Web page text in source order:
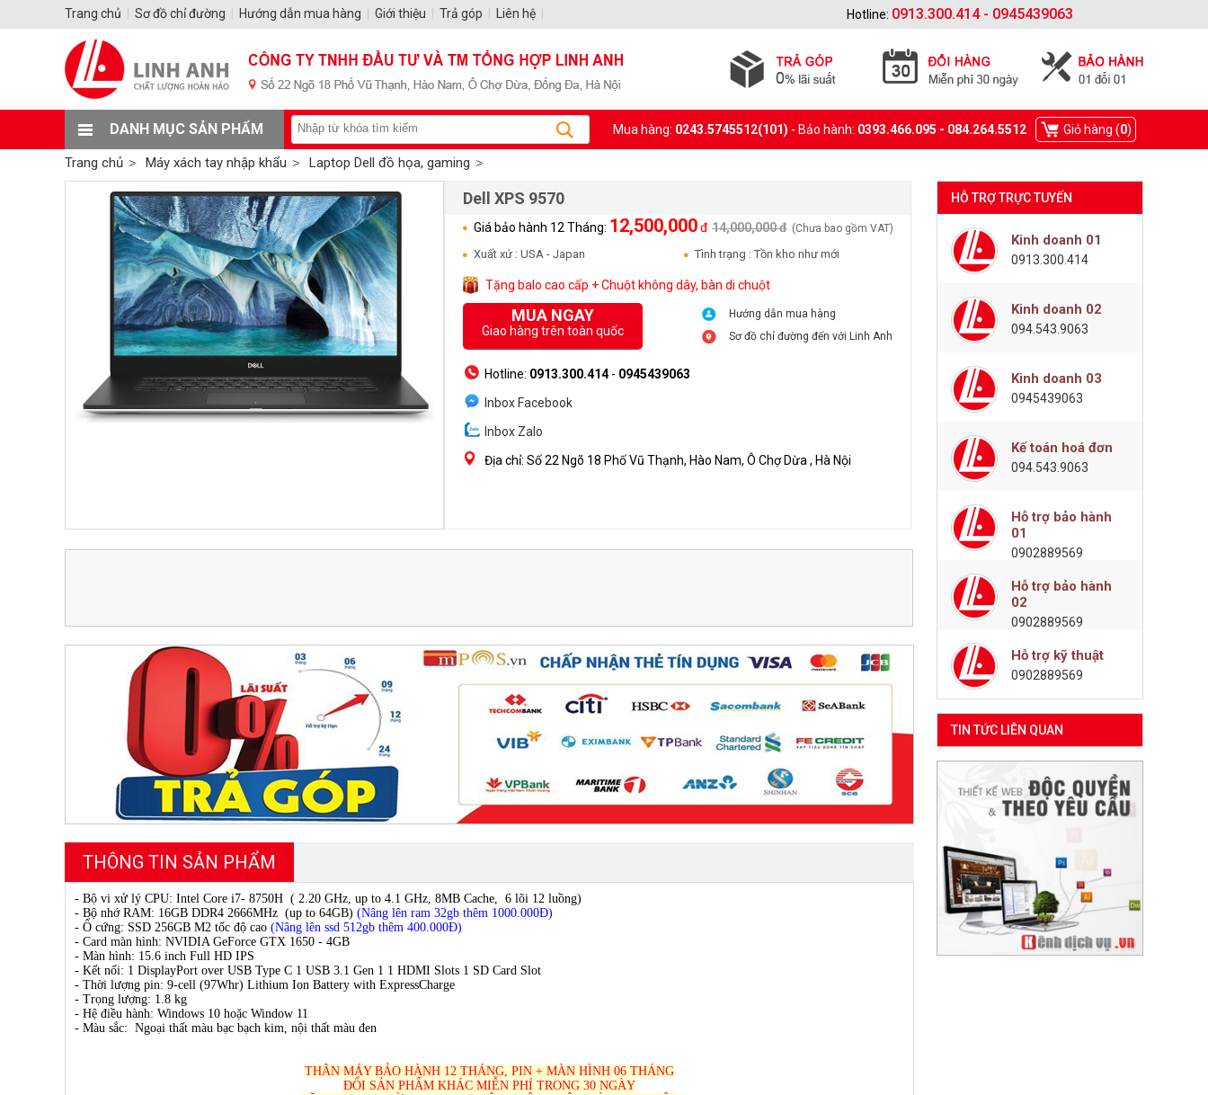
DANH MỤC SẢN PHẨM Mua hàng: 0243.5745512(101) - Bảo hành: 0393.466.095 - 084.264.5512 Giỏ hàng (0)
Trang chủ Máy xách tay nhập khẩu Laptop Dell đồ họa, gaming
Dell XPS 9570
Giá bảo hành 12 Tháng: 12,500,000đ 14,000,000 đ (Chưa bao gồm VAT)
Xuất xứ : USA - Japan Tình trạng : Tồn kho như mới
Tặng balo cao cấp + Chuột không dây, bàn di chuột
Hướng dẫn mua hàng
Sơ đồ chỉ đường đến với Linh Anh
MUA NGAY
Giao hàng trên toàn quốc
Hotline: 0913.300.414- 0945439063
Inbox Facebook
Inbox Zalo
Địa chỉ: Số 22 Ngõ 18 Phố Vũ Thạnh, Hào Nam, Ô Chợ Dừa , Hà Nội
THÔNG TIN SẢN PHẨM
- Bộ vi xử lý CPU: Intel Core i7- 8750H ( 2.20 GHz, up to 4.1 GHz, 8MB Cache, 6 lõi 12 luồng)
- Bộ nhớ RAM: 16GB DDR4 2666MHz (up to 64GB) (Nâng lên ram 32gb thêm 1000.000Đ)
- Ổ cứng: SSD 256GB M2 tốc độ cao (Nâng lên ssd 512gb thêm 400.000Đ)
- Card màn hình: NVIDIA GeForce GTX 1650 - 4GB
- Màn hình: 15.6 inch Full HD IPS
- Kết nối: 1 DisplayPort over USB Type C 1 USB 3.1 Gen 1 1 HDMI Slots 1 SD Card Slot
- Thời lượng pin: 9-cell (97Whr) Lithium Ion Battery with ExpressCharge
- Trọng lượng: 1.8 kg
- Hệ điều hành: Windows 10 hoặc Window 11
- Màu sắc: Ngoại thất màu bạc bạch kim, nội thất màu đen
THÂN MÁY BẢO HÀNH 12 THÁNG, PIN + MÀN HÌNH 06 THÁNG
ĐỔI SẢN PHẨM KHÁC MIỄN PHÍ TRONG 30 NGÀY
HỖ TRỢ TRỰC TUYẾN
Kinh doanh 01
0913.300.414
Kinh doanh 02
094.543.9063
Kinh doanh 03
0945439063
Kế toán hoá đơn
094.543.9063
Hỗ trợ bảo hành
01
0902889569
Hỗ trợ bảo hành
02
0902889569
Hỗ trợ kỹ thuật
0902889569
TIN TỨC LIÊN QUAN
Trang chủ Sơ đồ chỉ đường Hướng dẫn mua hàng Giới thiệu Trả góp Liên hệ Hotline: 0913.300.414 - 0945439063